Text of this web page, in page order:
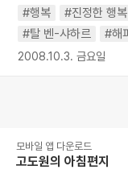
#행복 #진정한 행복
#탈 벤-샤하르
#해
2008.10.3. 금요일
모바일 앱 다운로드
고도원의 아침편지